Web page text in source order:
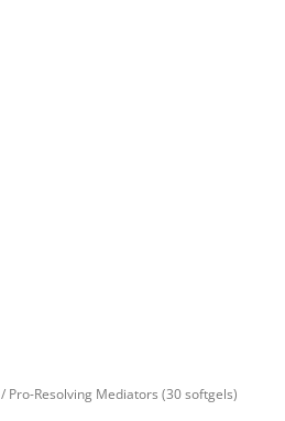
/ Pro-Resolving Mediators (30 softgels)